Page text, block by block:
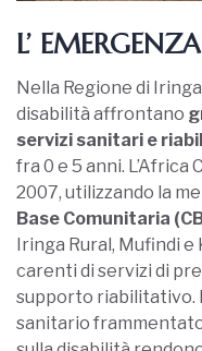
L’ EMERGENZA
Nella Regione di
disabilità affrontano
servizi sanitari e
fra 0 e 5 anni. L’Africa
2007, utilizzando la
Base Comunitaria
Iringa Rural, Mufindi
carenti di servizi di
supporto riabilitativo.
sanitario